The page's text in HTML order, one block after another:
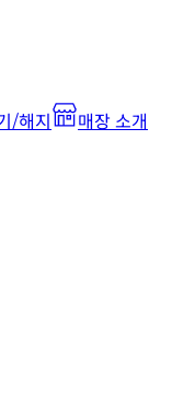
/해지
매장 소개